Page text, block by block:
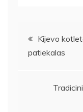
tarp
Kijevo
patiekalas